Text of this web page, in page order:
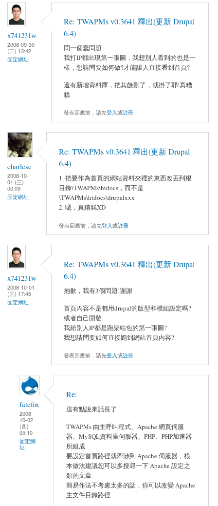
x741231w
2008-09-30
(二) 13:42
固定網址
Re: TWAPMs v0.3641 釋出(更新 Drupal
6.4)
問一個蠢問題
我打IP都出現第一張圖，我想別人看到的也是一
樣，想請問要如何做?才能讓人直接看到首頁?
還有新增資料庫，把其餘刪了，就掛了耶!真糟
糕
發表回應前，請先登入或註冊
charlesc
2008-10-
01 (三)
00:09
固定網址
Re: TWAPMs v0.3641 釋出(更新 Drupal
6.4)
1. 把要作為首頁的網站資料夾裡的東西改丟到根
目錄\TWAPMs\htdocs，而不是
\TWAPMs\htdocs\drupalxxx
2. 嗯，真糟糕XD
發表回應前，請先登入或註冊
x741231w
2008-10-01
(三) 17:45
固定網址
Re: TWAPMs v0.3641 釋出(更新 Drupal
6.4)
抱歉，我有3個問題!謝謝
首頁內容不是都用drupal的版型和模組設定嗎?
或者自己開發
我給別人IP都是跑架站包的第一張圖?
我想請問要如何直接跑到網站首頁內容?
發表回應前，請先登入或註冊
fatefox
2008-
10-02
(四)
05:10
固定網
址
Re:
這有點說來話長了
TWAPMs 由主呼叫程式、Apache 網頁伺服
器、MySQL資料庫伺服器、PHP、PHP加速器
所組成
要設定首頁路徑就牽涉到 Apache 伺服器，根
本做法建議您可以多搜尋一下 Apache 設定之
類的文章
簡易作法不考慮太多的話，你可以改變 Apache
主文件目錄路徑